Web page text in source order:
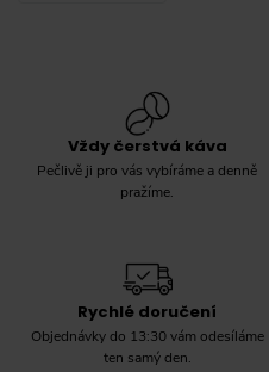
Vždy čerstvá káva
Pečlivě ji pro vás vybíráme a denně
pražíme.
Rychlé doručení
Objednávky do 13:30 vám odesíláme
ten samý den.